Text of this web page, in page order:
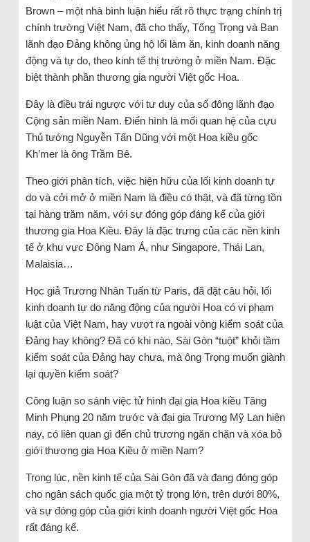
Brown – một nhà bình luận hiểu rất rõ thực trạng chính trị
chính trường Việt Nam, đã cho thấy, Tổng Trọng và Ban
lãnh đạo Đảng không ủng hộ lối làm ăn, kinh doanh năng
động và tự do, theo kinh tế thị trường ở miền Nam. Đặc
biệt thành phần thương gia người Việt gốc Hoa.
Đây là điều trái ngược với tư duy của số đông lãnh đạo
Cộng sản miền Nam. Điển hình là mối quan hệ của cựu
Thủ tướng Nguyễn Tấn Dũng với một Hoa kiều gốc
Kh’mer là ông Trầm Bê.
Theo giới phân tích, việc hiện hữu của lối kinh doanh tự
do và cởi mở ở miền Nam là điều có thật, và đã từng tồn
tại hàng trăm năm, với sự đóng góp đáng kể của giới
thương gia Hoa Kiều. Đây là đặc trưng của các nền kinh
tế ở khu vực Đông Nam Á, như Singapore, Thái Lan,
Malaisia…
Học giả Trương Nhân Tuấn từ Paris, đã đặt câu hỏi, lối
kinh doanh tự do năng động của người Hoa có vi phạm
luật của Việt Nam, hay vượt ra ngoài vòng kiểm soát của
Đảng hay không? Đã có khi nào, Sài Gòn “tuột” khỏi tầm
kiểm soát của Đảng hay chưa, mà ông Trọng muốn giành
lại quyền kiểm soát?
Công luận so sánh việc tử hình đại gia Hoa kiều Tăng
Minh Phụng 20 năm trước và đại gia Trương Mỹ Lan hiện
nay, có liên quan gì đến chủ trương ngăn chặn và xóa bỏ
giới thương gia Hoa Kiều ở miền Nam?
Trong lúc, nền kinh tế của Sài Gòn đã và đang đóng góp
cho ngân sách quốc gia một tỷ trọng lớn, trên dưới 80%,
và sự đóng góp của giới kinh doanh người Việt gốc Hoa
rất đáng kể.